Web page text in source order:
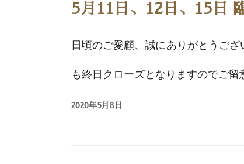
5月11日、12日、15日
日頃のご愛顧、誠にありがとうご
も終日クローズとなりますのでご
2020年5月8日